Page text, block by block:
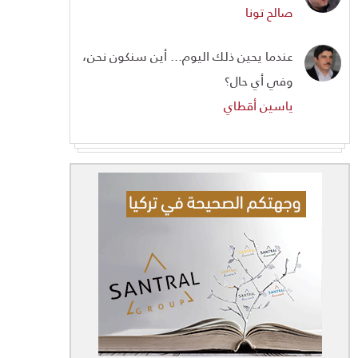
صالح تونا
عندما يحين ذلك اليوم... أين سنكون نحن،
وفي أي حال؟
ياسين أقطاي